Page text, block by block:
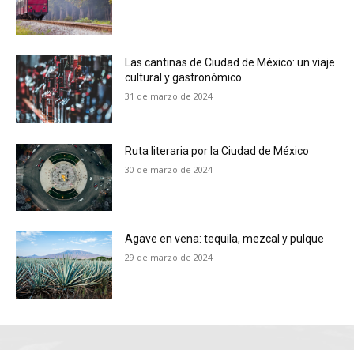
Las cantinas de Ciudad de México: un viaje
cultural y gastronómico
31 de marzo de 2024
Ruta literaria por la Ciudad de México
30 de marzo de 2024
Agave en vena: tequila, mezcal y pulque
29 de marzo de 2024